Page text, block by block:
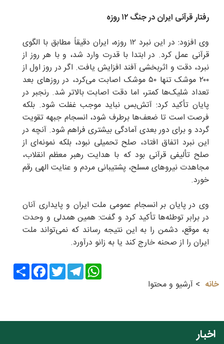
رفتار قرآنی ایران در جنگ ۱۲ روزه
وی افزود: در این نبرد ۱۲ روزه، ایران دقیقاً مطابق با الگوی
قرآنی عمل کرد. در ابتدا با قدرت وارد شد، و با هر روز از
نبرد، دقت و اثربخشی آفند افزایش یافت. اگر در روز اول از
۲۰۰ موشک تنها ۵۰ موشک اصابت می‌کرد، در روزهای بعد
تعداد شلیک‌ها کمتر، اما دقت اصابت بالاتر شد. رنجبر در
پایان تأکید کرد: آتش‌بس نباید موجب غفلت شود. بلکه
فرصت است تا ضعف‌ها برطرف شود، انسجام جبهه تقویت
گردد و برای دور بعدی آمادگی بیشتری فراهم شود. آنچه در
این نبرد اتفاق افتاد، صلح تحمیلی نبود، بلکه نمونه‌ای از
صلح تألیفی قرآنی بود که با هدایت رهبر معظم انقلاب،
مجاهدت نیروهای مسلح، پشتیبانی مردم و عنایت الهی رقم
خورد.
وی در پایان بر انسجام عمومی ملت ایران و پایداری آنان
در برابر توطئه‌ها تأکید کرد و گفت: همین همدلی و وحدت
به موقع، دشمن را به این نتیجه رساند که نمی‌تواند ملت
ایران را از صحنه خارج کند یا به زانو درآورد.
Share
FacebookTwitter
Telegram
WhatsApp
خانه
آرشیو و محتوا
اخبار